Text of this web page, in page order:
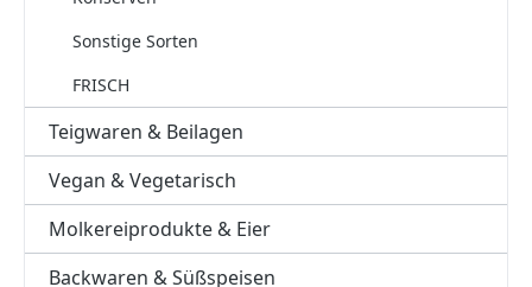
Sonstige Sorten
FRISCH
Teigwaren & Beilagen
Vegan & Vegetarisch
Molkereiprodukte & Eier
Backwaren & Süßspeisen